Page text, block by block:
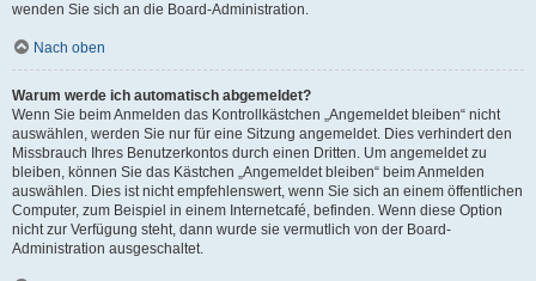
wenden Sie sich an die Board-Administration.
Nach oben
Warum werde ich automatisch abgemeldet?
Wenn Sie beim Anmelden das Kontrollkästchen „Angemeldet bleiben“ nicht
auswählen, werden Sie nur für eine Sitzung angemeldet. Dies verhindert den
Missbrauch Ihres Benutzerkontos durch einen Dritten. Um angemeldet zu
bleiben, können Sie das Kästchen „Angemeldet bleiben“ beim Anmelden
auswählen. Dies ist nicht empfehlenswert, wenn Sie sich an einem öffentlichen
Computer, zum Beispiel in einem Internetcafé, befinden. Wenn diese Option
nicht zur Verfügung steht, dann wurde sie vermutlich von der Board-
Administration ausgeschaltet.